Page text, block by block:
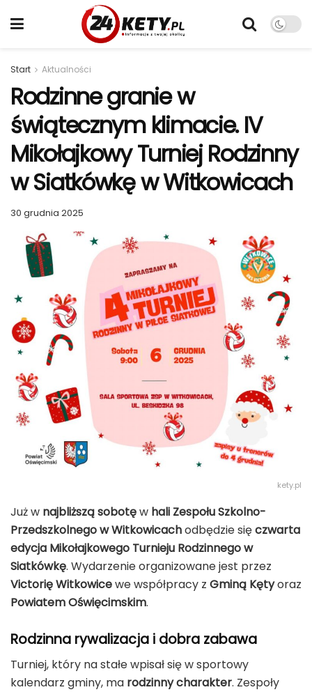
Start Aktualności
Rodzinne granie w
świątecznym klimacie. IV
Mikołajkowy Turniej Rodzinny
w Siatkówkę w Witkowicach
30 grudnia 2025
kety.pl
Już w najbliższą sobotęw hali Zespołu Szkolno-
Przedszkolnego w Witkowicachodbędzie sięczwarta
edycja Mikołajkowego Turnieju Rodzinnego w
Siatkówkę. Wydarzenie organizowane jest przez
Victorię Witkowicewe współpracy z Gminą Kętyoraz
Powiatem Oświęcimskim.
Rodzinna rywalizacja i dobra zabawa
Turniej, który na stałe wpisał się w sportowy
kalendarz gminy, ma rodzinny charakter. Zespoły